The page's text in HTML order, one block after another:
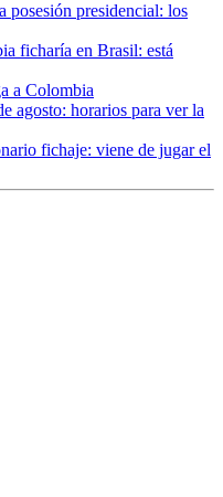
posesión presidencial: los
ficharía en Brasil: está
a Colombia
agosto: horarios para ver la
fichaje: viene de jugar el